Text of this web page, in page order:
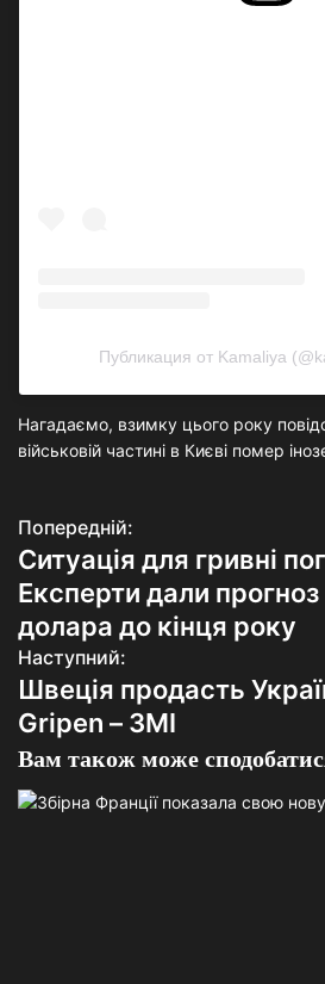
Публикация от Kamaliya
Нагадаємо, взимку цього року
військовій частині в Києві помер
Н
а
в
і
г
а
ц
Попередній:
Ситуація для гривні
Експерти дали
долара до кінця року
Наступний:
Швеція продасть
Gripen – ЗМІ
Вам також може